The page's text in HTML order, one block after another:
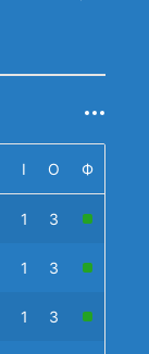
І О Ф
1 3
1 3
1 3